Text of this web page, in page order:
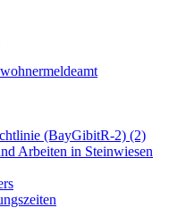
(BayGibitR-2) (2)
Arbeiten in Steinwiesen